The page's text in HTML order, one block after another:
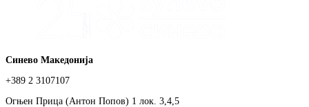
Синево Македонија
+389 2 3107107
Огњен Прица (Антон Попов) 1 лок. 3,4,5